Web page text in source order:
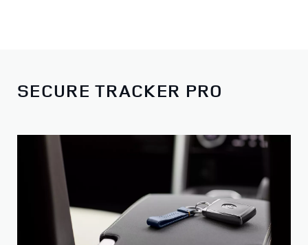
SECURE TRACKER PRO